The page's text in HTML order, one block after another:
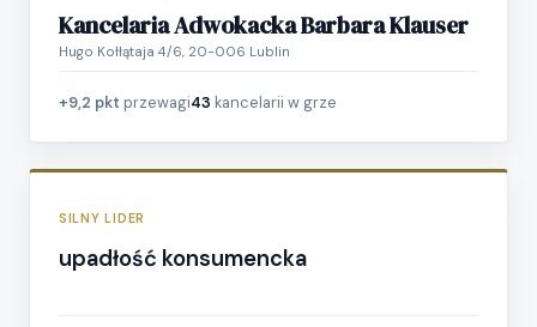
Kancelaria Adwokacka Barbara Klauser
Hugo Kołłątaja 4/6, 20-006 Lublin
+9,2 pkt przewagi43 kancelarii w grze
SILNY LIDER
upadłość konsumencka